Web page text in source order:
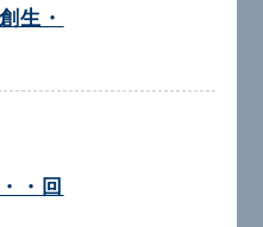
生・
・回